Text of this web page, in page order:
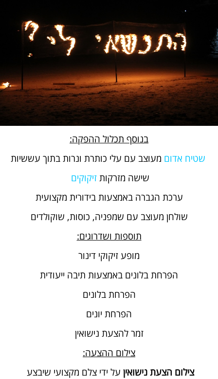
בנוסף תכלול ההפקה:
שטיח אדום מעוצב עם עלי כותרת ונרות בתוך עששיות
שישה מזרקות זיקוקים
ערכת הגברה באמצעות בידורית מקצועית
שולחן מעוצב עם שמפניה, כוסות, שוקולדים
תוספות ושדרוגים:
מופע זיקוקי דינור
הפרחת בלונים באמצעות תיבה ייעודית
הפרחת בלונים
הפרחת יונים
זמר להצעת נישואין
צילום ההצעה:
צילום הצעת נישואין על ידי צלם מקצועי שיבצע